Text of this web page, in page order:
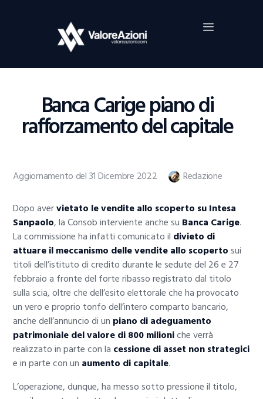
Banca Carige piano di
rafforzamento del capitale
Home
Investimenti
Borsa
Guide Al Trading
Criptovalute
Aggiornamento del 31 Dicembre 2022 Redazione
Dopo avervietato le vendite allo scoperto su Intesa
Sanpaolo, la Consob interviente anche su Banca Carige.
La commissione ha infatti comunicato il divieto di
attuare ilmeccanismo delle vendite allo scopertosui
titoli dell’istituto di credito durante le sedute del 26 e 27
febbraio a fronte del forte ribasso registrato dal titolo
sulla scia, oltre che dell’esito elettorale che ha provocato
un vero e proprio tonfo dell’intero comparto bancario,
anche dell’annuncio di un piano di adeguamento
patrimoniale del valore di 800 milioniche verrà
realizzato in parte con la cessione di asset non strategici
e in parte con un aumento di capitale.
L’operazione, dunque, ha messo sotto pressione il titolo,